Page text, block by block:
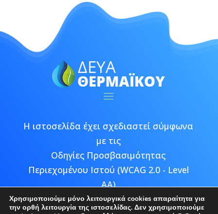
Η ιστοσελίδα έχει σχεδιαστεί σύμφωνα
με τις
Οδηγίες Προσβασιμότητας
Περιεχομένου Ιστού (WCAG 2.0 - Level
AA)
Χρησιμοποιούμε μόνο λειτουργικά cookies απαραίτητα για
την ορθή λειτουργία της ιστοσελίδας. Δεν χρησιμοποιούμε